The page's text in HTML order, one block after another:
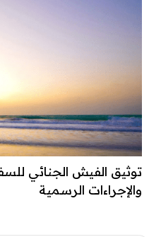
توثيق الفيش الجنائي
والإجراءات الرسمية